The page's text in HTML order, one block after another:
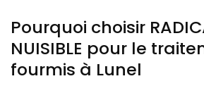
Pourquoi choisir
NUISIBLE pour le
fourmis à Lunel